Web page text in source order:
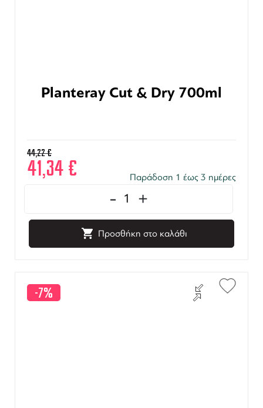
Planteray Cut & Dry 700ml
44,22€
41,34€ Παράδοση 1 έως 3 ημέρες
- +
Προσθήκη στο καλάθι
-7%